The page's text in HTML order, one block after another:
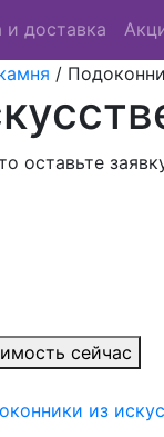
и доставка
/
оставьте
сейчас
из